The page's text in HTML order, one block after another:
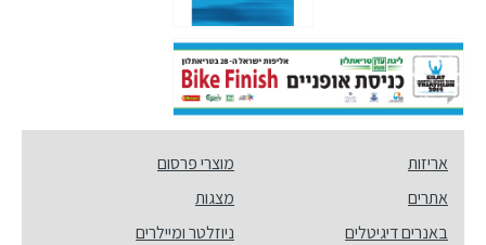
אריזות
אתרים
באנרים דיגיטלים
מוצרי פרסום
מצגות
ניוזלטר ומיילרים